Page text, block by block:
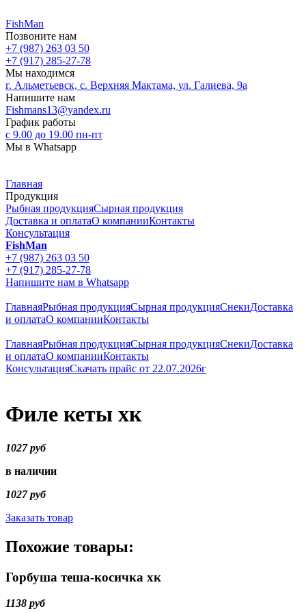
FishMan
Позвоните нам
+7 (987) 263 03 50
+7 (917) 285-27-78
Мы находимся
г. Альметьевск, с. Верхняя Мактама, ул. Галиева, 9а
Напишите нам
Fishmans13@yandex.ru
График работы
с 9.00 до 19.00 пн-пт
Мы в Whatsapp
Главная
Продукция
Рыбная продукцияСырная продукция
Доставка и оплатаО компанииКонтакты
Консультация
FishMan
+7 (987) 263 03 50
+7 (917) 285-27-78
Напишите нам в Whatsapp
ГлавнаяРыбная продукцияСырная продукцияСнекиДоставка
и оплатаО компанииКонтакты
ГлавнаяРыбная продукцияСырная продукцияСнекиДоставка
и оплатаО компанииКонтакты
КонсультацияСкачать прайс от 22.07.2026г
Филе кеты хк
1027 руб
в наличии
1027 руб
Заказать товар
Похожие товары:
Горбуша теша-косичка хк
1138 руб